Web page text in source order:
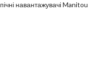
навантажувачі Manitou